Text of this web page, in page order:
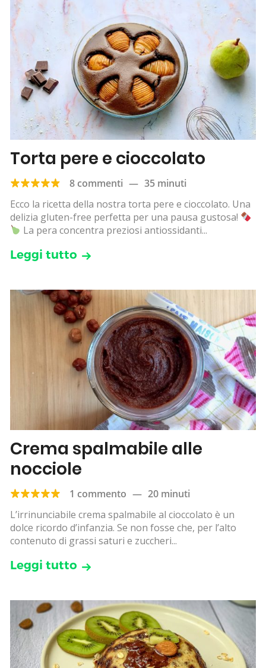
Torta pere e cioccolato
8 commenti — 35 minuti
Ecco la ricetta della nostra torta pere e cioccolato. Una
delizia gluten-free perfetta per una pausa gustosa!
La pera concentra preziosi antiossidanti...
Leggi tutto
Crema spalmabile alle
nocciole
1 commento — 20 minuti
L’irrinunciabile crema spalmabile al cioccolato è un
dolce ricordo d’infanzia. Se non fosse che, per l’alto
contenuto di grassi saturi e zuccheri...
Leggi tutto